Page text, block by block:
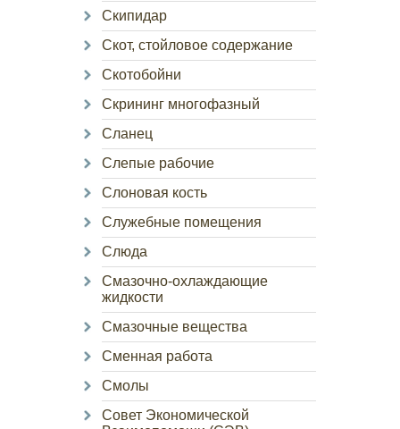
Скипидар
Скот, стойловое содержание
Скотобойни
Скрининг многофазный
Сланец
Слепые рабочие
Слоновая кость
Служебные помещения
Слюда
Смазочно-охлаждающие
жидкости
Смазочные вещества
Сменная работа
Смолы
Совет Экономической